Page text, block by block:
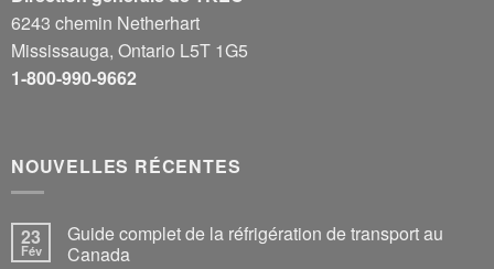
6243 chemin Netherhart
Mississauga, Ontario L5T 1G5
1-800-990-9662
NOUVELLES RÉCENTES
23
Fév
Guide complet de la réfrigération de transport au
Canada